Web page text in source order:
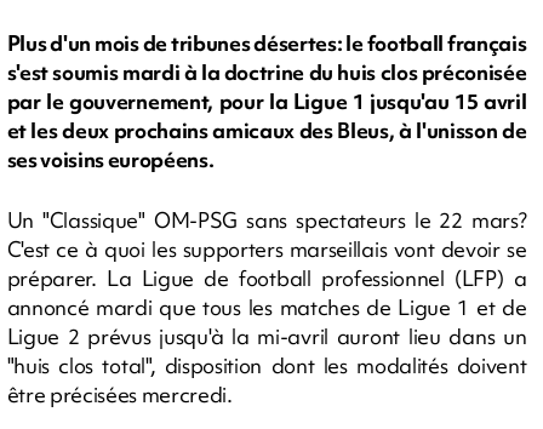
Plus d'un mois de tribunes désertes: le football français
s'est soumis mardi à la doctrine du huis clos préconisée
par le gouvernement, pour la Ligue 1 jusqu'au 15 avril
et les deux prochains amicaux des Bleus, à l'unisson de
ses voisins européens.
Un "Classique" OM-PSG sans spectateurs le 22 mars?
C'est ce à quoi les supporters marseillais vont devoir se
préparer. La Ligue de football professionnel (LFP) a
annoncé mardi que tous les matches de Ligue 1 et de
Ligue 2 prévus jusqu'à la mi-avril auront lieu dans un
"huis clos total", disposition dont les modalités doivent
être précisées mercredi.